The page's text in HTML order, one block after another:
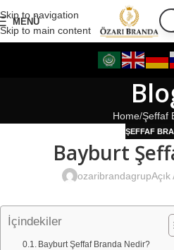
Skip to navigation
Skip to main content
MENÜ
Home Şeffaf
ŞEFFAF
Bayburt
ozaribrandagrup
İçindekiler
Bayburt Şeffaf Branda Nedir?